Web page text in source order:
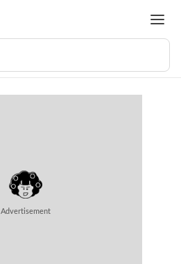
Advertisement